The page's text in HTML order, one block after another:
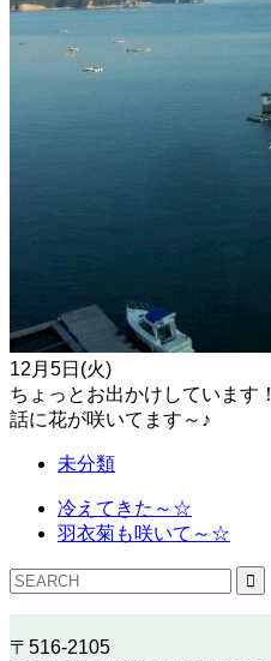
12月5日(火)
ちょっとお出かけしています！
話に花が咲いてます～♪
未分類
冷えてきた～☆
羽衣菊も咲いて～☆
〒516-2105